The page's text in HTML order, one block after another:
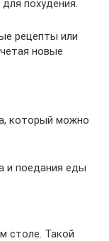
похудения.
рецепты или
новые
который можно
и поедания еды
столе. Такой